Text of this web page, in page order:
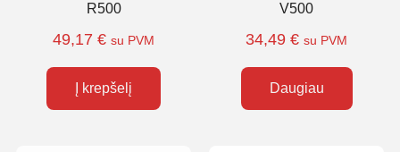
R500
49,17 € su PVM
Į krepšelį
V500
34,49 € su PVM
Daugiau